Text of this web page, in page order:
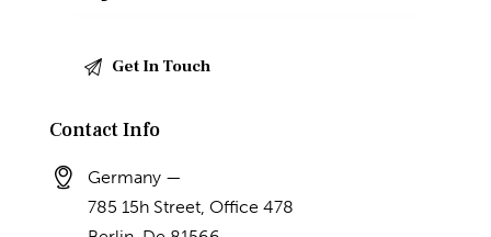
Contact Info
Germany —
785 15h Street, Office 478